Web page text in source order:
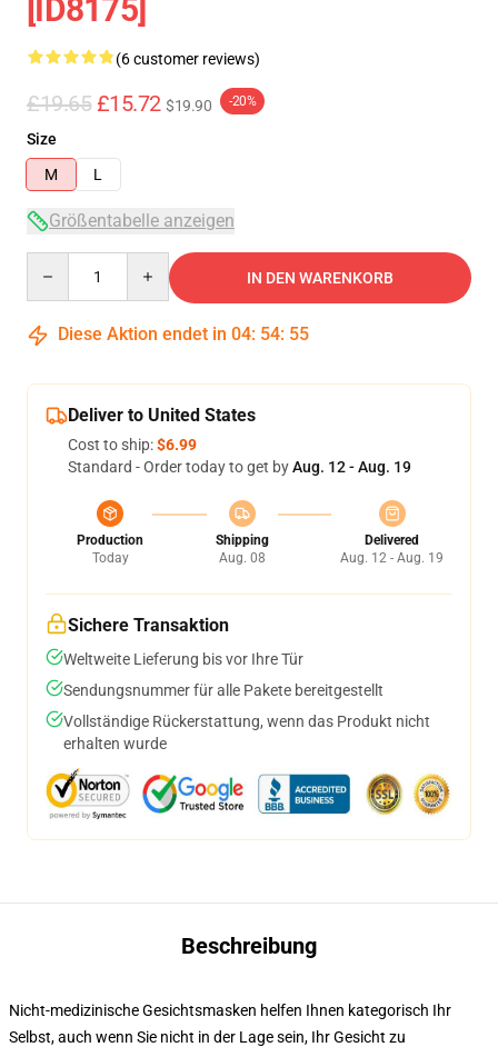
[ID8175]
(6 customer reviews)
£19.65 £15.72 $19.90 -20%
Size
M
L
Größentabelle anzeigen
IN DEN WARENKORB
Diese Aktion endet in 04: 54: 54
Deliver to United States
Cost to ship:$6.99
Standard - Order today to get byAug. 12 - Aug. 19
Production
Today
Shipping
Aug. 08
Delivered
Aug. 12 - Aug. 19
Sichere Transaktion
Weltweite Lieferung bis vor Ihre Tür
Sendungsnummer für alle Pakete bereitgestellt
Vollständige Rückerstattung, wenn das Produkt nicht
erhalten wurde
Beschreibung
Nicht-medizinische Gesichtsmasken helfen Ihnen kategorisch Ihr
Selbst, auch wenn Sie nicht in der Lage sein, Ihr Gesicht zu